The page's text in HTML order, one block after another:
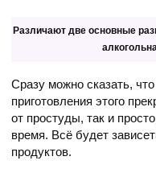
Различают две основные
Сразу можно сказать,
приготовления этого
от простуды, так и
время. Всё будет
продуктов.